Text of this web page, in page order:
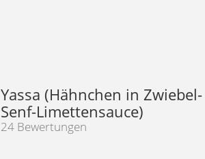
Yassa (Hähnchen in Zwiebel-
Senf-Limettensauce)
24 Bewertungen